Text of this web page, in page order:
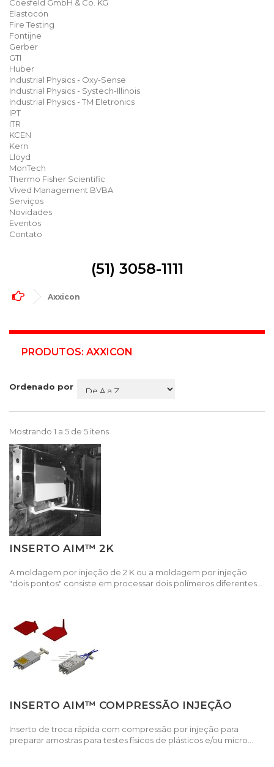
Coesfeld GmbH & Co. KG
Elastocon
Fire Testing
Fontijne
Gerber
GTI
Huber
Industrial Physics - Oxy-Sense
Industrial Physics - Systech-Illinois
Industrial Physics - TM Eletronics
IPT
ITR
KCEN
Kern
Lloyd
MonTech
Thermo Fisher Scientific
Vived Management BVBA
Serviços
Novidades
Eventos
Contato
(51) 3058-1111
Axxicon
PRODUTOS: AXXICON
Ordenado por
Mostrando 1 a 5 de 5 itens
INSERTO AIM™ 2K
A moldagem por injeção de 2 K ou a moldagem por injeção
"dois pontos" consiste em processar dois polímeros diferentes...
INSERTO AIM™ COMPRESSÃO INJEÇÃO
Inserto de troca rápida com compressão por injeção para
preparar amostras para testes físicos de plásticos e/ou micro...